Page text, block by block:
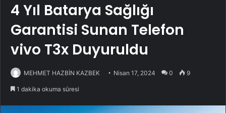
4 Yıl Batarya Sağlığı
Garantisi Sunan Telefon
vivo T3x Duyuruldu
MEHMET HAZBİN KAZBEK Nisan 17, 2024 0 9
1 dakika okuma süresi